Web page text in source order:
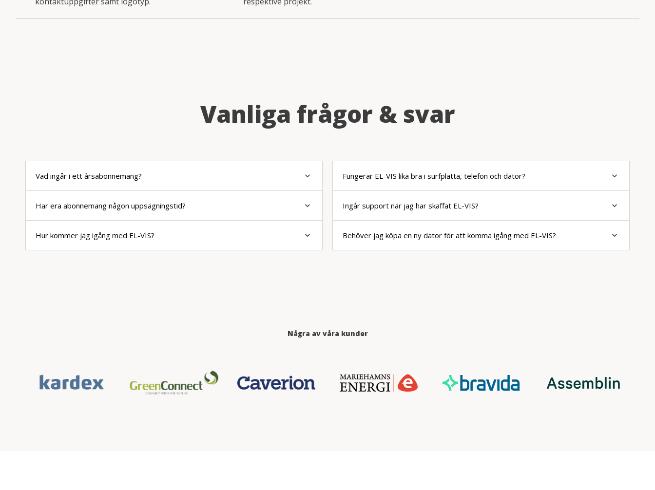
Vanliga frågor & svar
Vad ingår i ett årsabonnemang? keyboard_arrow_down
Har era abonnemang någon uppsägningstid? keyboard_arrow_down
Hur kommer jag igång med EL-VIS? keyboard_arrow_down
Fungerar EL-VIS lika bra i surfplatta, telefon och dator? keyboard_arrow_down
Ingår support när jag har skaffat EL-VIS? keyboard_arrow_down
Behöver jag köpa en ny dator för att komma igång med EL-VIS? keyboard_arrow_down
Några av våra kunder